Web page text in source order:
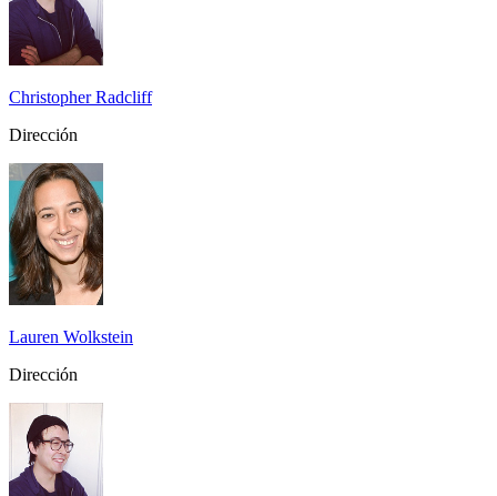
Christopher Radcliff
Dirección
Lauren Wolkstein
Dirección